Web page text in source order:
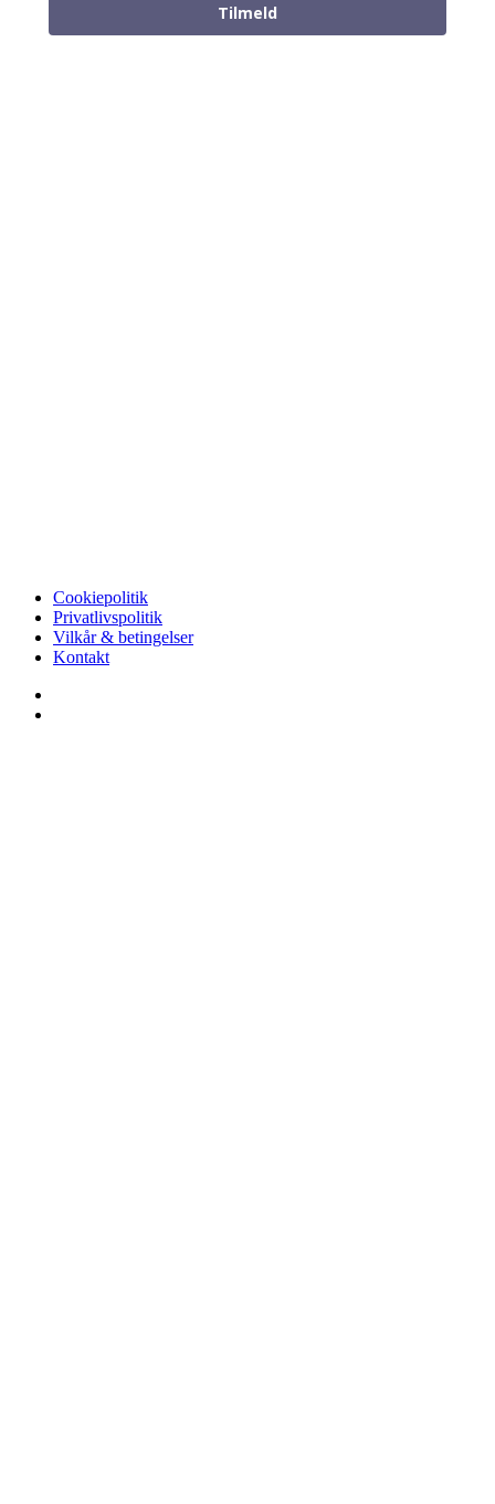
Tilmeld
Cookiepolitik
Privatlivspolitik
Vilkår & betingelser
Kontakt